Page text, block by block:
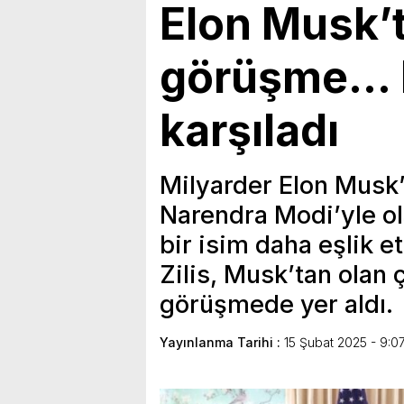
Elon
görüşme…
karşıladı
Milyarder Elon
Narendra Modi’yle
bir isim daha eşlik
Zilis, Musk’tan olan
görüşmede yer aldı.
Yayınlanma Tarihi : 15 Şubat 2025 - 9:07